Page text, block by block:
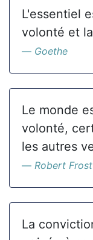
L'essentiel
volonté et
Goethe
Le monde
volonté,
les autres
Robert Frost
La